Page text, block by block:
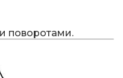
поворотами.